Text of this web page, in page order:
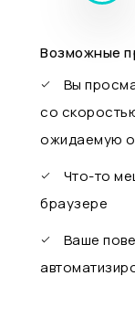
Возможные
Вы
со
ожидаемую
Что-то
браузере
Ваше